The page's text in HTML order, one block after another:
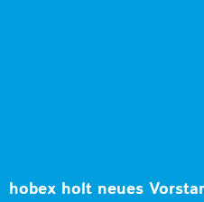
hobex holt neues